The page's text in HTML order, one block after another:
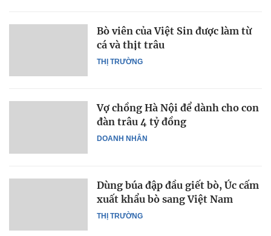
THỊ TRƯỜNG
Bò viên của Việt Sin được làm từ
cá và thịt trâu
DOANH NHÂN
Vợ chồng Hà Nội để dành cho con
đàn trâu 4 tỷ đồng
THỊ TRƯỜNG
Dùng búa đập đầu giết bò, Úc cấm
xuất khẩu bò sang Việt Nam